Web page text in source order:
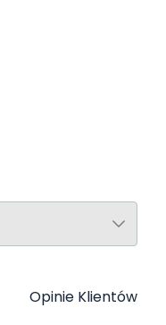
Opinie Klientów